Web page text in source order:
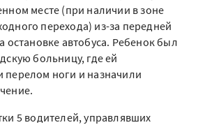
месте (при наличии в зоне
перехода) из-за передней
остановке автобуса. Ребенок был
больницу, где ей
перелом ноги и назначили
5 водителей, управлявших